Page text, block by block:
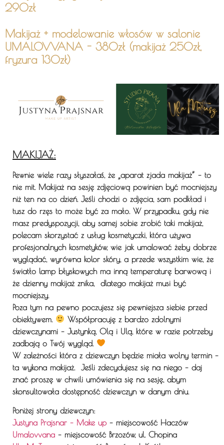
290zł
Makijaż + modelowanie włosów w salonie
UMALOVVANA - 380zł (makijaż 250zł,
fryzura 130zł)
MAKIJAŻ:
Pewnie wiele razy słyszałaś, że „aparat zjada makijaż” – to
nie mit. Makijaż na sesję zdjęciową powinien być mocniejszy
niż ten na co dzień. Jeśli chodzi o zdjęcia, sam podkład i
tusz do rzęs to może być za mało. W przypadku, gdy nie
masz predyspozycji, aby samej sobie zrobić taki makijaż,
polecam skorzystać z usług kosmetyczki, która używa
profesjonalnych kosmetyków, wie jak umalować żeby dobrze
wyglądać, wyrówna kolor skóry, a przede wszystkim wie, że
światło lamp błyskowych ma inną temperaturę barwową i
że dzienny makijaż znika, dlatego makijaż musi być
mocniejszy.
Poza tym na pewno poczujesz się pewniejsza siebie przed
obiektywem.
Współpracuję z bardzo zdolnymi
dziewczynami – Justynką, Olą i Ulą, które w razie potrzeby
zadbają o Twój wygląd.
W zależności która z dziewczyn będzie miała wolny termin –
ta wykona makijaż. Jeśli zdecydujesz się na niego – daj
znać proszę w chwili umówienia się na sesję, abym
skonsultowała dostępność dziewczyn w danym dniu.
Poniżej strony dziewczyn:
Justyna Prajsnar – Make up– miejscowość Haczów
Umalovvana – miejscowość Brzozów, ul. Chopina